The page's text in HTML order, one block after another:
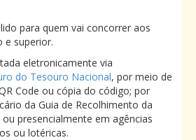
para quem vai concorrer aos
e superior.
eletronicamente via
do Tesouro Nacional, por meio de
Code ou cópia do código; por
da Guia de Recolhimento da
ou presencialmente em agências
ou lotéricas.